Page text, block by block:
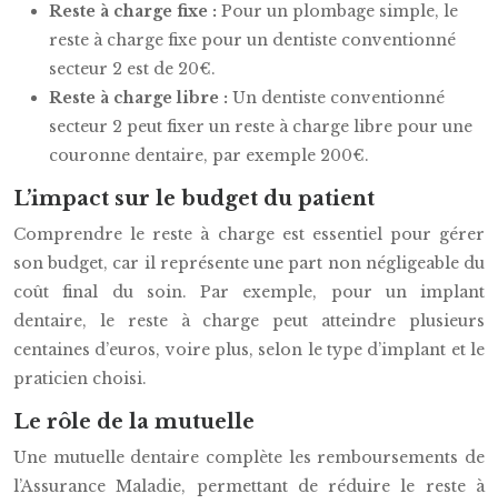
Reste à charge fixe : Pour un plombage simple, le
reste à charge fixe pour un dentiste conventionné
secteur 2 est de 20€.
Reste à charge libre : Un dentiste conventionné
secteur 2 peut fixer un reste à charge libre pour une
couronne dentaire, par exemple 200€.
L’impact sur le budget du patient
Comprendre le reste à charge est essentiel pour gérer
son budget, car il représente une part non négligeable du
coût final du soin. Par exemple, pour un implant
dentaire, le reste à charge peut atteindre plusieurs
centaines d’euros, voire plus, selon le type d’implant et le
praticien choisi.
Le rôle de la mutuelle
Une mutuelle dentaire complète les remboursements de
l’Assurance Maladie, permettant de réduire le reste à